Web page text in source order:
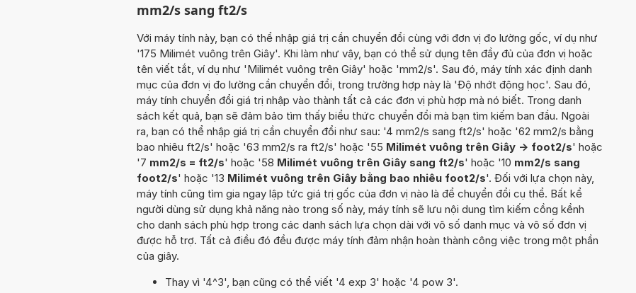
mm2/s sang ft2/s
Với máy tính này, bạn có thể nhập giá trị cần chuyển đổi cùng với đơn vị đo lường gốc, ví dụ như
'175 Milimét vuông trên Giây'. Khi làm như vậy, bạn có thể sử dụng tên đầy đủ của đơn vị hoặc
tên viết tắt, ví dụ như 'Milimét vuông trên Giây' hoặc 'mm2/s'. Sau đó, máy tính xác định danh
mục của đơn vị đo lường cần chuyển đổi, trong trường hợp này là 'Độ nhớt động học'. Sau đó,
máy tính chuyển đổi giá trị nhập vào thành tất cả các đơn vị phù hợp mà nó biết. Trong danh
sách kết quả, bạn sẽ đảm bảo tìm thấy biểu thức chuyển đổi mà bạn tìm kiếm ban đầu. Ngoài
ra, bạn có thể nhập giá trị cần chuyển đổi như sau: '4 mm2/s sang ft2/s' hoặc '62 mm2/s bằng
bao nhiêu ft2/s' hoặc '63 mm2/s ra ft2/s' hoặc '55 Milimét vuông trên Giây -> foot2/s' hoặc
'7 mm2/s = ft2/s' hoặc '58 Milimét vuông trên Giây sang ft2/s' hoặc '10 mm2/s sang
foot2/s' hoặc '13 Milimét vuông trên Giây bằng bao nhiêu foot2/s'. Đối với lựa chọn này,
máy tính cũng tìm gia ngay lập tức giá trị gốc của đơn vị nào là để chuyển đổi cụ thể. Bất kể
người dùng sử dụng khả năng nào trong số này, máy tính sẽ lưu nội dung tìm kiếm cồng kềnh
cho danh sách phù hợp trong các danh sách lựa chọn dài với vô số danh mục và vô số đơn vị
được hỗ trợ. Tất cả điều đó đều được máy tính đảm nhận hoàn thành công việc trong một phần
của giây.
Thay vì '4^3', bạn cũng có thể viết '4 exp 3' hoặc '4 pow 3'.